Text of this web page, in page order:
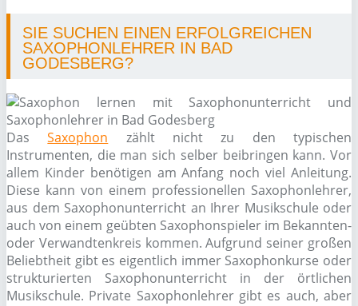
SIE SUCHEN EINEN ERFOLGREICHEN
SAXOPHONLEHRER IN BAD
GODESBERG?
DasSaxophon zählt nicht zu den typischen
Instrumenten, die man sich selber beibringen kann. Vor
allem Kinder benötigen am Anfang noch viel Anleitung.
Diese kann von einem professionellen Saxophonlehrer,
aus dem Saxophonunterricht an Ihrer Musikschule oder
auch von einem geübten Saxophonspieler im Bekannten-
oder Verwandtenkreis kommen. Aufgrund seiner großen
Beliebtheit gibt es eigentlich immer Saxophonkurse oder
strukturierten Saxophonunterricht in der örtlichen
Musikschule. Private Saxophonlehrer gibt es auch, aber